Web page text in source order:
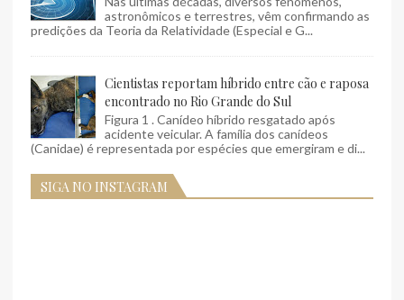
astronômicos e terrestres, vêm confirmando as
predições da Teoria da Relatividade (Especial e G...
Cientistas reportam híbrido entre cão e raposa
encontrado no Rio Grande do Sul
Figura 1 . Canídeo híbrido resgatado após
acidente veicular. A família dos canídeos
(Canidae) é representada por espécies que emergiram e di...
SIGA NO INSTAGRAM